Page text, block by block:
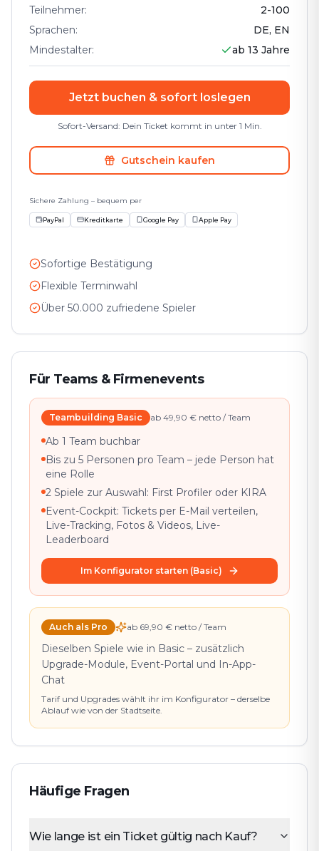
Teilnehmer: 2-100
Sprachen:
DE, EN
Mindestalter: ab 13 Jahre
Jetzt buchen & sofort loslegen
Sofort-Versand: Dein Ticket kommt in unter 1 Min.
Gutschein kaufen
Sichere Zahlung – bequem per
PayPal Kreditkarte Google Pay Apple Pay
Sofortige Bestätigung
Flexible Terminwahl
Über 50.000 zufriedene Spieler
Für Teams & Firmenevents
Teambuilding Basic ab 49,90 € netto / Team
Ab 1 Team buchbar
Bis zu 5 Personen pro Team – jede Person hat
eine Rolle
2 Spiele zur Auswahl: First Profiler oder KIRA
Event-Cockpit: Tickets per E-Mail verteilen,
Live-Tracking, Fotos & Videos, Live-
Leaderboard
Im Konfigurator starten (Basic)
Auch als Pro ab 69,90 € netto / Team
Dieselben Spiele wie in Basic – zusätzlich
Upgrade-Module, Event-Portal und In-App-
Chat
Tarif und Upgrades wählt ihr im Konfigurator – derselbe
Ablauf wie von der Stadtseite.
Häufige Fragen
Wie lange ist ein Ticket gültig nach Kauf?